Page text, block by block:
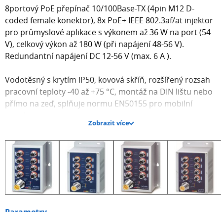
8portový PoE přepínač 10/100Base-TX (4pin M12 D-
coded female konektor), 8x PoE+ IEEE 802.3af/at injektor
pro průmyslové aplikace s výkonem až 36 W na port (54
V), celkový výkon až 180 W (při napájení 48-56 V).
Redundantní napájení DC 12-56 V (max. 6 A ).
Vodotěsný s krytím IP50, kovová skříň, rozšířený rozsah
pracovní teploty -40 až +75 °C, montáž na DIN lištu nebo
přímo na zeď, splňuje normu EN50155 pro mobilní
Automatická detekce 10/100Mbps, full duplex, 2k MAC
adres, detekce přímý/křížený kabel (auto-MDI/MDI-X), 8 x
M12 (4pin D-coded female), 1 x M23 (5-pin A-coded
male).
Zobrazit více